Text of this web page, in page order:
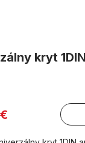
kryt